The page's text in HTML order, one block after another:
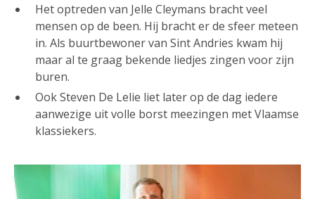
Het optreden van Jelle Cleymans bracht veel
mensen op de been. Hij bracht er de sfeer meteen
in. Als buurtbewoner van Sint Andries kwam hij
maar al te graag bekende liedjes zingen voor zijn
buren.
Ook Steven De Lelie liet later op de dag iedere
aanwezige uit volle borst meezingen met Vlaamse
klassiekers.